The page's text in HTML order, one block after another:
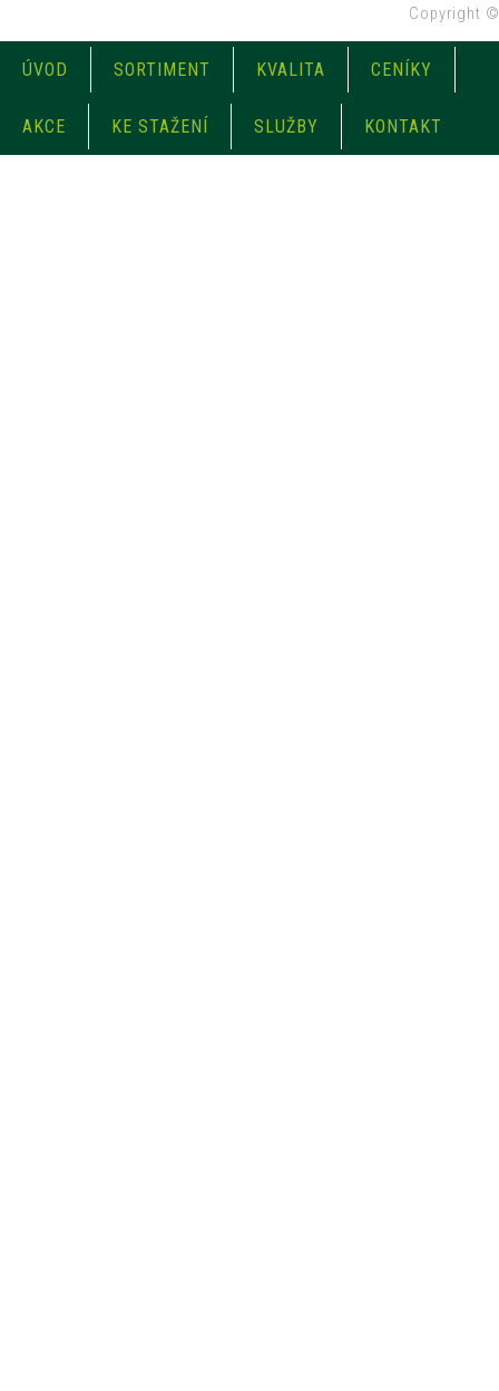
Copyright
ÚVOD SORTIMENT KVALITA CENÍKY
AKCE KE STAŽENÍ SLUŽBY KONTAKT